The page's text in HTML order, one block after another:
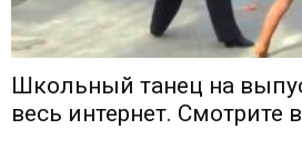
Школьный танец на
весь интернет. Смотрите